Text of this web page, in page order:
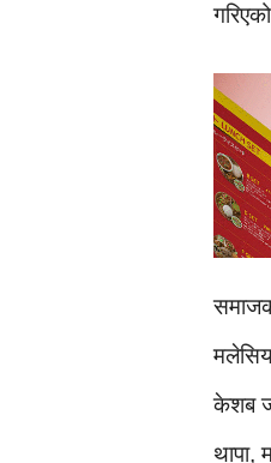
केशब
थापा,